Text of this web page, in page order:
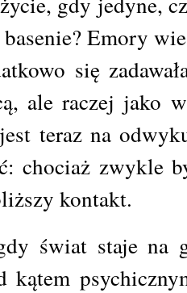
Emory
się
ale raczej jako
teraz na
chociaż zwykle
kontakt.
świat staje na
kątem